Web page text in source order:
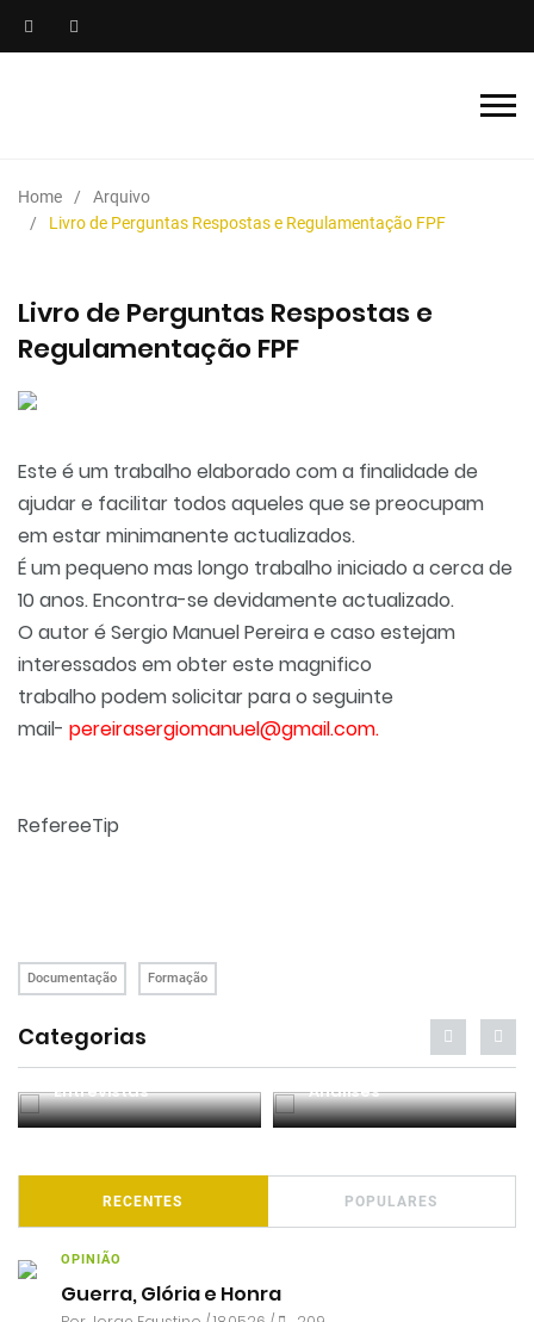
Home
Arquivo
Livro de Perguntas Respostas e Regulamentação FPF
Livro de Perguntas Respostas e
Regulamentação FPF
Este é um trabalho elaborado com a finalidade de
ajudar e facilitar todos aqueles que se preocupam
em estar minimanente actualizados.
É um pequeno mas longo trabalho iniciado a cerca de
10 anos. Encontra-se devidamente actualizado.
O autor é Sergio Manuel Pereira e caso estejam
interessados em obter este magnifico
trabalho podem solicitar para o seguinte
mail- pereirasergiomanuel@gmail.com.
RefereeTip
Documentação Formação
Categorias
Entrevistas Análises
RECENTES POPULARES
OPINIÃO
Guerra, Glória e Honra